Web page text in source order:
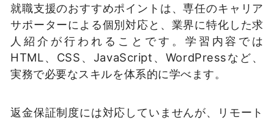
就職支援のおすすめポイントは、専任のキャリア
サポーターによる個別対応と、業界に特化した求
人紹介が行われることです。学習内容では
HTML、CSS、JavaScript、WordPressなど、
実務で必要なスキルを体系的に学べます。
返金保証制度には対応していませんが、リモート